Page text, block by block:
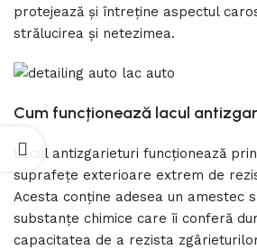
protejează și întreține aspectul
strălucirea și netezimea.
Cum funcționează lacul
Lacul antizgarieturi funcționează
suprafețe exterioare extrem de
Acesta conține adesea un amestec
substanțe chimice care îi conferă
capacitatea de a rezista